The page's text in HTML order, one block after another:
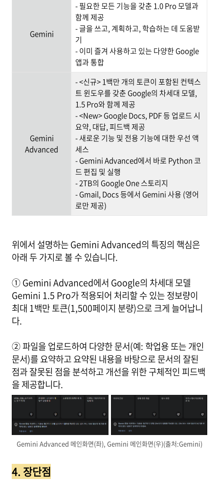
Gemini
- 필요한 모든 기능을 갖춘 1.0 Pro 모델과
함께 제공
- 글을 쓰고, 계획하고, 학습하는 데 도움받
기
- 이미 즐겨 사용하고 있는 다양한 Google
앱과 통합
Gemini
Advanced
- <신규> 1백만 개의 토큰이 포함된 컨텍스
트 윈도우를 갖춘 Google의 차세대 모델,
1.5 Pro와 함께 제공
- <New> Google Docs, PDF 등 업로드 시
요약, 대답, 피드백 제공
- 새로운 기능 및 전용 기능에 대한 우선 액
세스
- Gemini Advanced에서 바로 Python 코
드 편집 및 실행
- 2TB의 Google One 스토리지
- Gmail, Docs 등에서 Gemini 사용 (영어
로만 제공)
위에서 설명하는 Gemini Advanced의 특징의 핵심은
아래 두 가지로 볼 수 있습니다.
① Gemini Advanced에서 Google의 차세대 모델
Gemini 1.5 Pro가 적용되어 처리할 수 있는 정보량이
최대 1백만 토큰(1,500페이지 분량)으로 크게 늘어납니
다.
② 파일을 업로드하여 다양한 문서(예: 학업용 또는 개인
문서)를 요약하고 요약된 내용을 바탕으로 문서의 잘된
점과 잘못된 점을 분석하고 개선을 위한 구체적인 피드백
을 제공합니다.
Gemini Advanced 메인화면(좌), Gemini 메인화면(우)(출처:Gemini)
4. 장단점